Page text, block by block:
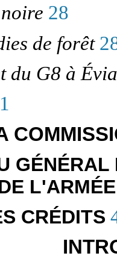
28
de forêt
du G8 à
GÉNÉRAL
CRÉDITS